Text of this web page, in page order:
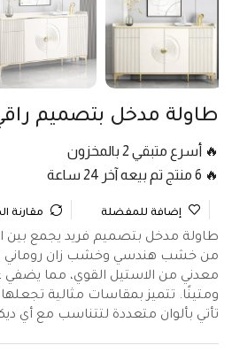
طاولة مدخل بتصميم
🔥 أسرع متبقي 2 بالمخزون
🔥 6 منتج تم بيعه آخر 24 ساعة
إضافة للمفضلة مقارنة
طاولة مدخل بتصميم فريد يجمع بين
من خشب هندسي وخشب زان روماني
معدني من الاستيل القوي، مما
ومتينًا. تتميز بمقاسات مثالية
تأتي بألوان متعددة لتتناسب مع أي